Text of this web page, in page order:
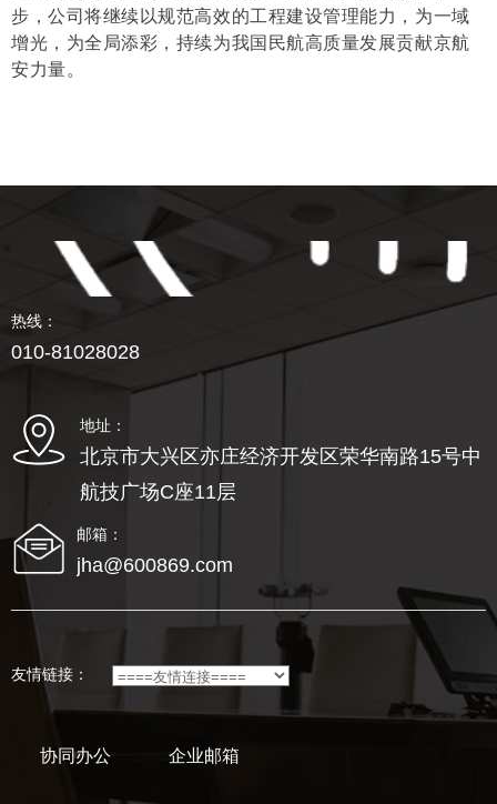
步，公司将继续以规范高效的工程建设管理能力，为一域
增光，为全局添彩，持续为我国民航高质量发展贡献京航
安力量。
热线：
010-81028028
地址：
北京市大兴区亦庄经济开发区荣华南路15号中
航技广场C座11层
邮箱：
jha@600869.com
友情链接：
协同办公 企业邮箱